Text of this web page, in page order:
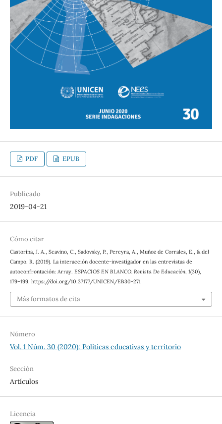
PDF EPUB
Publicado
2019-04-21
Cómo citar
Castorina, J. A., Scavino, C., Sadovsky, P., Pereyra, A., Muñoz de Corrales, E., & del
Campo, R. (2019). La interacción docente-investigador en las entrevistas de
autoconfrontación: Array. ESPACIOS EN BLANCO. Revista De Educación, 1(30),
179–199. https://doi.org/10.37177/UNICEN/EB30-271
Más formatos de cita
Número
Vol. 1 Núm. 30 (2020): Políticas educativas y territorio
Sección
Artículos
Licencia